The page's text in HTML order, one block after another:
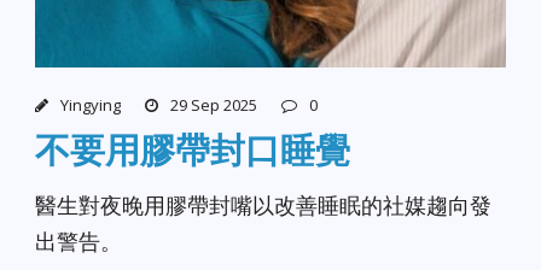
Yingying 29 Sep 2025 0
不要用膠帶封口睡覺
醫生對夜晚用膠帶封嘴以改善睡眠的社媒趨向發
出警告。